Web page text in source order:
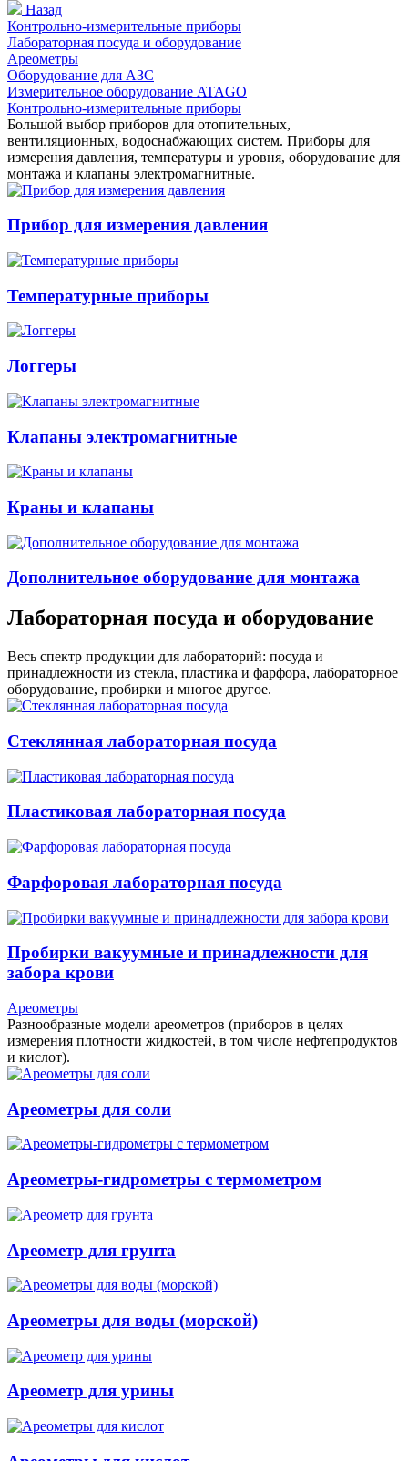
Назад
Контрольно-измерительные приборы
Лабораторная посуда и оборудование
Ареометры
Оборудование для АЗС
Измерительное оборудование ATAGO
Контрольно-измерительные приборы
Большой выбор приборов для отопительных,
вентиляционных, водоснабжающих систем. Приборы для
измерения давления, температуры и уровня, оборудование для
монтажа и клапаны электромагнитные.
Прибор для измерения давления
Температурные приборы
Логгеры
Клапаны электромагнитные
Краны и клапаны
Дополнительное оборудование для монтажа
Лабораторная посуда и оборудование
Весь спектр продукции для лабораторий: посуда и
принадлежности из стекла, пластика и фарфора, лабораторное
оборудование, пробирки и многое другое.
Стеклянная лабораторная посуда
Пластиковая лабораторная посуда
Фарфоровая лабораторная посуда
Пробирки вакуумные и принадлежности для
забора крови
Ареометры
Разнообразные модели ареометров (приборов в целях
измерения плотности жидкостей, в том числе нефтепродуктов
и кислот).
Ареометры для соли
Ареометры-гидрометры с термометром
Ареометр для грунта
Ареометры для воды (морской)
Ареометр для урины